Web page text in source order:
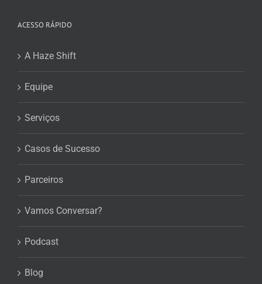
ACESSO RÁPIDO
A Haze Shift
Equipe
Serviços
Casos de Sucesso
Parceiros
Vamos Conversar?
Podcast
Blog